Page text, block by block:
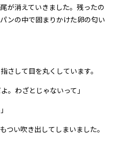
が消えていきました。残ったの
ンの中で固まりかけた卵の匂い
さして目を丸くしています。
。わざとじゃないって」
つい吹き出してしまいました。